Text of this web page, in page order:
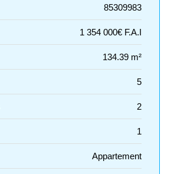
85309983
1 354 000€ F.A.I
134.39 m²
5
2
1
Appartement